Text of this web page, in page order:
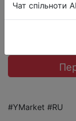
#YMarket #RU
Чат спільноти